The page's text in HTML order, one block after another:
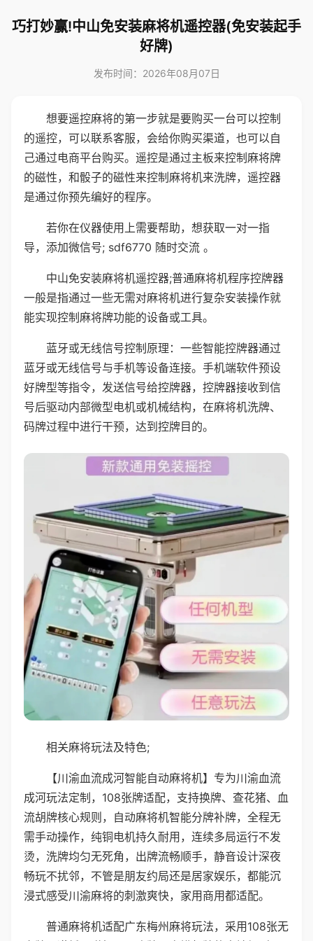
巧打妙赢!中山免安装麻将机遥控器(免安装起手
好牌)
发布时间：2026年08月07日
想要遥控麻将的第一步就是要购买一台可以控制
的遥控，可以联系客服，会给你购买渠道，也可以自
己通过电商平台购买。遥控是通过主板来控制麻将牌
的磁性，和骰子的磁性来控制麻将机来洗牌，遥控器
是通过你预先编好的程序。
若你在仪器使用上需要帮助，想获取一对一指
导，添加微信号; sdf6770 随时交流 。
中山免安装麻将机遥控器;普通麻将机程序控牌器
一般是指通过一些无需对麻将机进行复杂安装操作就
能实现控制麻将牌功能的设备或工具。
蓝牙或无线信号控制原理：一些智能控牌器通过
蓝牙或无线信号与手机等设备连接。手机端软件预设
好牌型等指令，发送信号给控牌器，控牌器接收到信
号后驱动内部微型电机或机械结构，在麻将机洗牌、
码牌过程中进行干预，达到控牌目的。
相关麻将玩法及特色;
【川渝血流成河智能自动麻将机】专为川渝血流
成河玩法定制，108张牌适配，支持换牌、查花猪、血
流胡牌核心规则，自动麻将机智能分牌补牌，全程无
需手动操作，纯铜电机持久耐用，连续多局运行不发
烫，洗牌均匀无死角，出牌流畅顺手，静音设计深夜
畅玩不扰邻，不管是朋友约局还是居家娱乐，都能沉
浸式感受川渝麻将的刺激爽快，家用商用都适配。
普通麻将机适配广东梅州麻将玩法，采用108张无